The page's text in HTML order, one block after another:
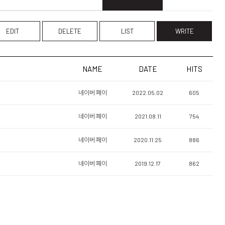
EDIT DELETE LIST WRITE
NAME DATE HITS
네이버 페이 2022.05.02 605
네이버 페이 2021.08.11 754
네이버 페이 2020.11.25 886
네이버 페이 2019.12.17 862